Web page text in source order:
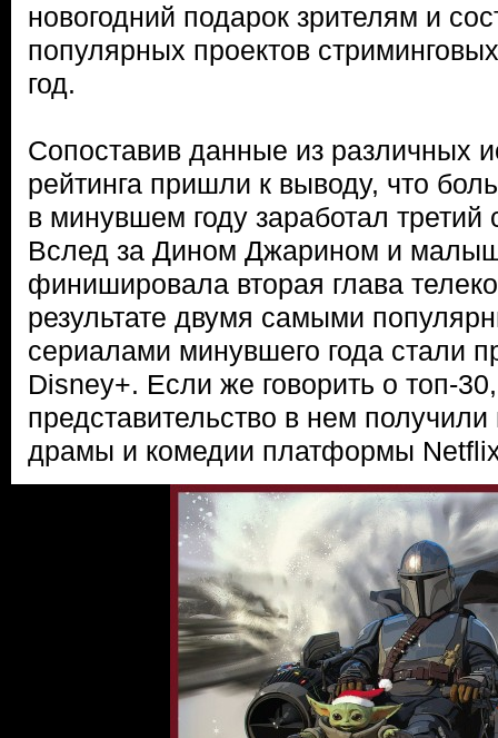
новогодний подарок зрителям и
популярных проектов
год.
Сопоставив данные из различных
рейтинга пришли к выводу, что
в минувшем году заработал третий
Вслед за Дином Джарином и
финишировала вторая глава
результате двумя самыми
сериалами минувшего года стали
Disney+. Если же говорить о топ-
представительство в нем
драмы и комедии платформы